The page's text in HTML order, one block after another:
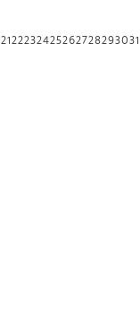
2122232425262728293031